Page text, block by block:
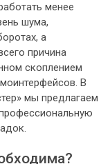
менее
шума,
а
причина
скоплением
В
мы предлагаем